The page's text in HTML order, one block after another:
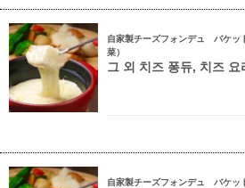
自家製チーズフォンデュ バケッ
菜）
그 외 치즈 퐁듀, 치즈 요
自家製チーズフォンデュ バケッ